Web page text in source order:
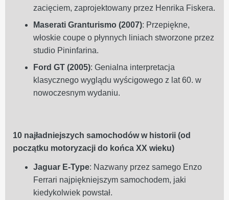
zacięciem, zaprojektowany przez Henrika Fiskera.
Maserati Granturismo (2007): Przepiękne,
włoskie coupe o płynnych liniach stworzone przez
studio Pininfarina.
Ford GT (2005): Genialna interpretacja
klasycznego wyglądu wyścigowego z lat 60. w
nowoczesnym wydaniu.
10 najładniejszych samochodów w historii (od
początku motoryzacji do końca XX wieku)
Jaguar E-Type: Nazwany przez samego Enzo
Ferrari najpiękniejszym samochodem, jaki
kiedykolwiek powstał.